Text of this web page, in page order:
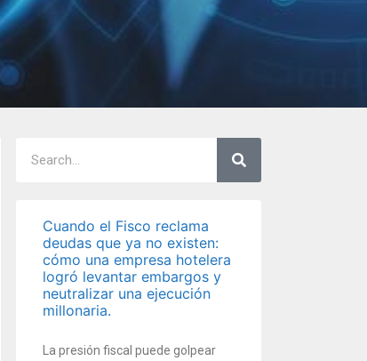
Cuando el Fisco reclama
deudas que ya no existen:
cómo una empresa hotelera
logró levantar embargos y
neutralizar una ejecución
millonaria.
La presión fiscal puede golpear